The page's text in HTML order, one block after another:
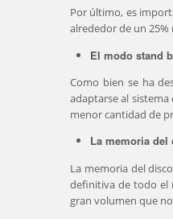
Por último, es
alrededor de un 25%
El modo stand
Como bien se ha
adaptarse al
menor cantidad de
La memoria del
La memoria del
definitiva de todo el
gran volumen que